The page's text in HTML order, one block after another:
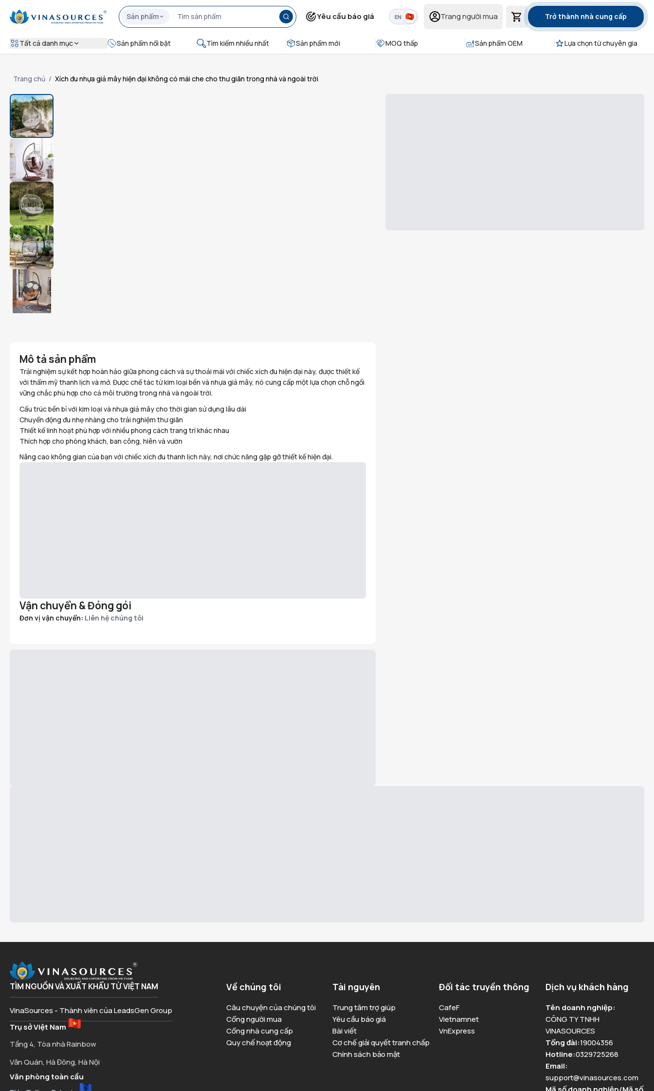
Sản phẩm Yêu cầu báo giá EN Trang người mua Trở thành nhà cung cấp
Tất cả danh mục Sản phẩm nổi bật Tìm kiếm nhiều nhất Sản phẩm mới MOQ thấp Sản phẩm OEM Lựa chọn từ chuyên gia
Trang chủ / Xích đu nhựa giả mây hiện đại không có mái che cho thư giãn trong nhà và ngoài trời
Mô tả sản phẩm
Trải nghiệm sự kết hợp hoàn hảo giữa phong cách và sự thoải mái với chiếc xích đu hiện đại này, được thiết kế
với thẩm mỹ thanh lịch và mở. Được chế tác từ kim loại bền và nhựa giả mây, nó cung cấp một lựa chọn chỗ ngồi
vững chắc phù hợp cho cả môi trường trong nhà và ngoài trời.
Cấu trúc bền bỉ với kim loại và nhựa giả mây cho thời gian sử dụng lâu dài
Chuyển động đu nhẹ nhàng cho trải nghiệm thư giãn
Thiết kế linh hoạt phù hợp với nhiều phong cách trang trí khác nhau
Thích hợp cho phòng khách, ban công, hiên và vườn
Nâng cao không gian của bạn với chiếc xích đu thanh lịch này, nơi chức năng gặp gỡ thiết kế hiện đại.
Vận chuyển & Đóng gói
Đơn vị vận chuyển: Liên hệ chúng tôi
TÌM NGUỒN VÀ XUẤT KHẨU TỪ VIỆT NAM
VinaSources - Thành viên của LeadsGen Group
Trụ sở Việt Nam
Tầng 4, Tòa nhà Rainbow
Văn Quán, Hà Đông, Hà Nội
Văn phòng toàn cầu
Về chúng tôi
Câu chuyện của chúng tôi
Cổng người mua
Cổng nhà cung cấp
Quy chế hoạt động
Tài nguyên
Trung tâm trợ giúp
Yêu cầu báo giá
Bài viết
Cơ chế giải quyết tranh chấp
Chính sách bảo mật
Đối tác truyền thông
CafeF
Vietnamnet
VnExpress
Dịch vụ khách hàng
Tên doanh nghiệp:
CÔNG TY TNHH
VINASOURCES
Tổng đài:19004356
Hotline:0329725268
Email:
support@vinasources.com